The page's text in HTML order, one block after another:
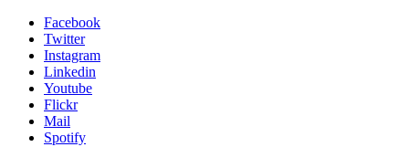
Facebook
Twitter
Instagram
Linkedin
Youtube
Flickr
Mail
Spotify